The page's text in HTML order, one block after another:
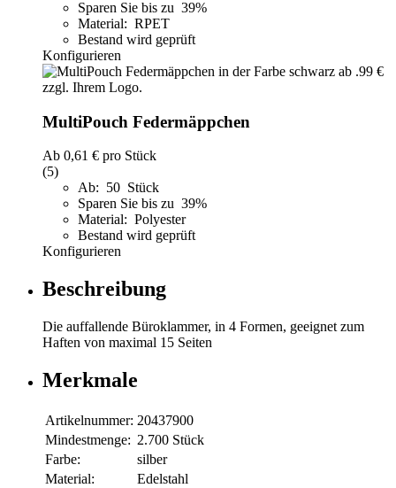
Sparen Sie bis zu 39%
Material: RPET
Bestand wird geprüft
Konfigurieren
MultiPouch Federmäppchen
Ab 0,61 € pro Stück
(5)
Ab: 50 Stück
Sparen Sie bis zu 39%
Material: Polyester
Bestand wird geprüft
Konfigurieren
Beschreibung
Die auffallende Büroklammer, in 4 Formen, geeignet zum
Haften von maximal 15 Seiten
Merkmale
Artikelnummer: 20437900
Mindestmenge: 2.700 Stück
Farbe:
silber
Material:
Edelstahl